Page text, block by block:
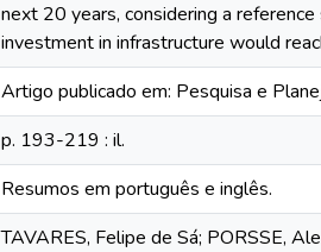
next 20 years, considering a
investment in infrastructure would
Artigo publicado em: Pesquisa e
p. 193-219 : il.
Resumos em português e inglês.
TAVARES, Felipe de Sá; PORSSE,